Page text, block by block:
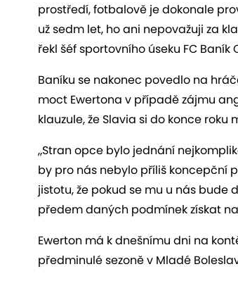
prostředí, fotbalově je dokonale
už sedm let, ho ani nepovažuji za
řekl šéf sportovního úseku FC Baník
Baníku se nakonec povedlo na
moct Ewertona v případě zájmu
klauzule, že Slavia si do konce
„Stran opce bylo jednání
by pro nás nebylo příliš koncepční
jistotu, že pokud se mu u nás bude
předem daných podmínek získat
Ewerton má k dnešnímu dni na
předminulé sezoně v Mladé